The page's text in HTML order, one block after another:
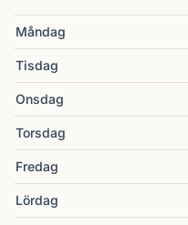
Måndag
Tisdag
Onsdag
Torsdag
Fredag
Lördag